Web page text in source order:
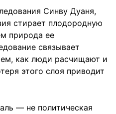
Синву Дуаня,
стирает плодородную
природа ее
связывает
как люди расчищают и
этого слоя приводит
— не политическая